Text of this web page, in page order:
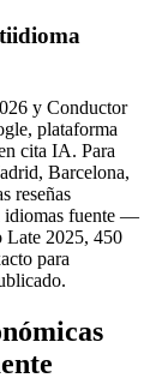
y Conductor
plataforma
cita IA. Para
Barcelona,
reseñas
idiomas fuente —
Late 2025, 450
para